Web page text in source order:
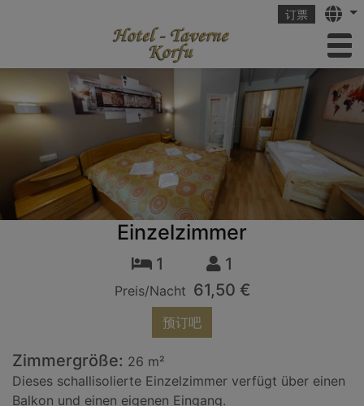
订票
Einzelzimmer
1 1
Preis/Nacht 61,50 €
预订吧
Zimmergröße: 26 m²
Dieses schallisolierte Einzelzimmer verfügt über einen
Balkon und einen eigenen Eingang.